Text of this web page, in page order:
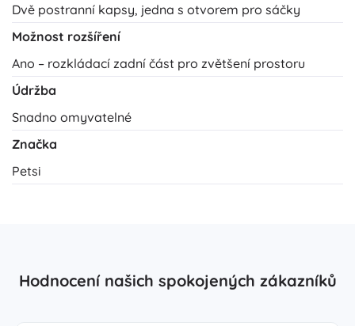
Dvě postranní kapsy, jedna s otvorem pro sáčky
Možnost rozšíření
Ano – rozkládací zadní část pro zvětšení prostoru
Údržba
Snadno omyvatelné
Značka
Petsi
Hodnocení našich spokojených zákazníků